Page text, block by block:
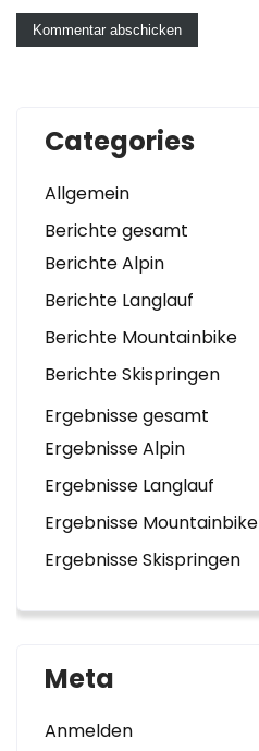
Categories
Allgemein
Berichte gesamt
Berichte Alpin
Berichte Langlauf
Berichte Mountainbike
Berichte Skispringen
Ergebnisse gesamt
Ergebnisse Alpin
Ergebnisse Langlauf
Ergebnisse Mountainbike
Ergebnisse Skispringen
Meta
Anmelden